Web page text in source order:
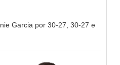
Garcia por 30-27, 30-27 e